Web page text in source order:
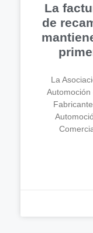
La
de
La
Automoción